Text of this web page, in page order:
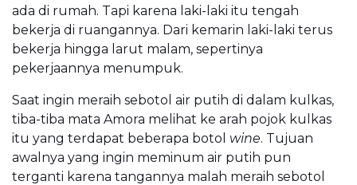
ada di rumah. Tapi karena laki-laki itu tengah
bekerja di ruangannya. Dari kemarin laki-laki terus
bekerja hingga larut malam, sepertinya
pekerjaannya menumpuk.
Saat ingin meraih sebotol air putih di dalam kulkas,
tiba-tiba mata Amora melihat ke arah pojok kulkas
itu yang terdapat beberapa botol wine. Tujuan
awalnya yang ingin meminum air putih pun
terganti karena tangannya malah meraih sebotol